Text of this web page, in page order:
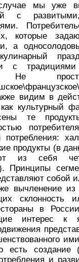
мы уже
с
которые
а
с
Не
видим в
культурный
те
потребления:
продукты (в
из себя
Принципы
собой
вычленение
склонность
в
интерес к
есть создание
и